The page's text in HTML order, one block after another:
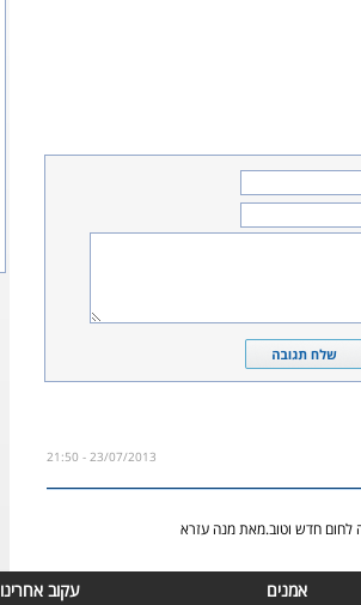
23/07/2013 - 21:50
לחום חדש וטוב.מאת מנה עזרא
אמנים עקוב אחרינו